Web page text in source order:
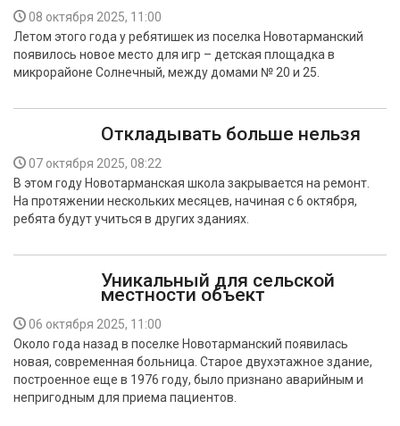
08 октября 2025, 11:00
Летом этого года у ребятишек из поселка Новотарманский
появилось новое место для игр – детская площадка в
микрорайоне Солнечный, между домами № 20 и 25.
Откладывать больше нельзя
07 октября 2025, 08:22
В этом году Новотарманская школа закрывается на ремонт.
На протяжении нескольких месяцев, начиная с 6 октября,
ребята будут учиться в других зданиях.
Уникальный для сельской
местности объект
06 октября 2025, 11:00
Около года назад в поселке Новотарманский появилась
новая, современная больница. Старое двухэтажное здание,
построенное еще в 1976 году, было признано аварийным и
непригодным для приема пациентов.